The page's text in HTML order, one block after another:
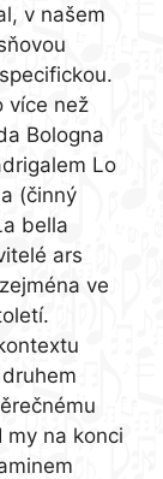
v našem
více než
Bologna
Lo
(činný
bella
ars
ve
my na konci